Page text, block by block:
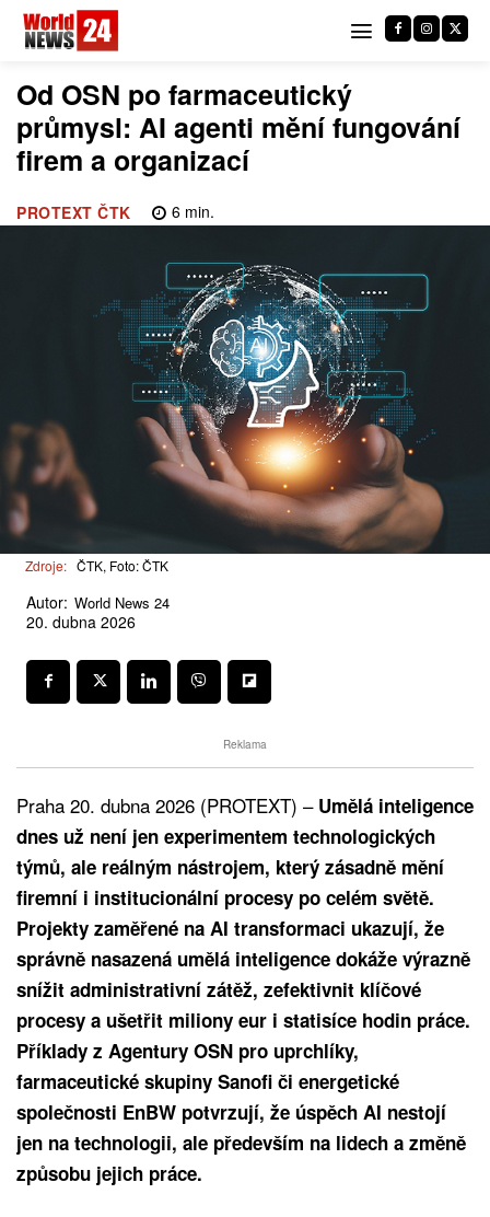
Od OSN po farmaceutický
průmysl: AI agenti mění fungování
firem a organizací
PROTEXT ČTK 6min.
Zdroje: ČTK, Foto: ČTK
Autor: World News 24
20. dubna 2026
Reklama
Praha 20. dubna 2026 (PROTEXT) – Umělá inteligence
dnes už není jen experimentem technologických
týmů, ale reálným nástrojem, který zásadně mění
firemní i institucionální procesy po celém světě.
Projekty zaměřené na AI transformaci ukazují, že
správně nasazená umělá inteligence dokáže výrazně
snížit administrativní zátěž, zefektivnit klíčové
procesy a ušetřit miliony eur i statisíce hodin práce.
Příklady z Agentury OSN pro uprchlíky,
farmaceutické skupiny Sanofi či energetické
společnosti EnBW potvrzují, že úspěch AI nestojí
jen na technologii, ale především na lidech a změně
způsobu jejich práce.